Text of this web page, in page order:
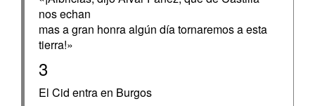
nos echan
mas a gran honra algún día tornaremos a esta
tierra!»
3
El Cid entra en Burgos